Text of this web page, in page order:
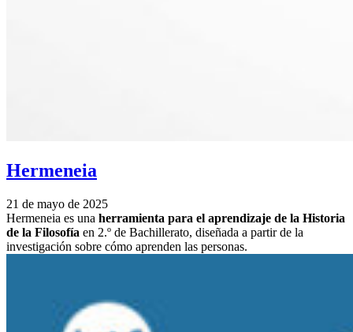
Hermeneia
21 de mayo de 2025
Hermeneia es una herramienta para el aprendizaje de la Historia
de la Filosofía en 2.º de Bachillerato, diseñada a partir de la
investigación sobre cómo aprenden las personas.